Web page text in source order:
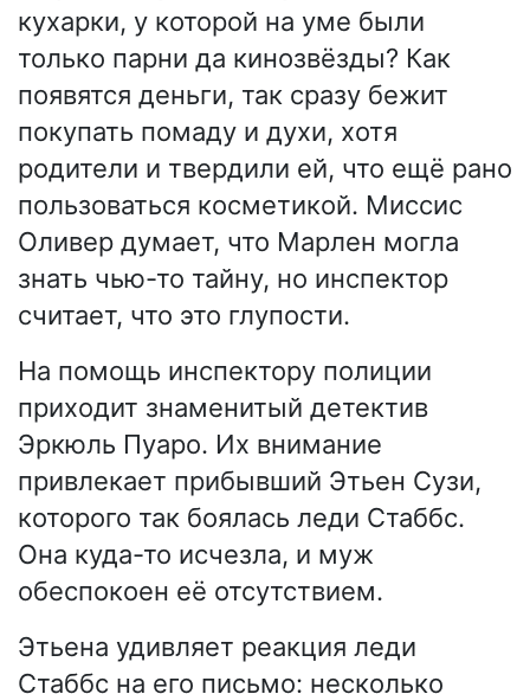
кухарки, у которой на уме были
только парни да кинозвёзды? Как
появятся деньги, так сразу бежит
покупать помаду и духи, хотя
родители и твердили ей, что ещё рано
пользоваться косметикой. Миссис
Оливер думает, что Марлен могла
знать чью-то тайну, но инспектор
считает, что это глупости.
На помощь инспектору полиции
приходит знаменитый детектив
Эркюль Пуаро. Их внимание
привлекает прибывший Этьен Сузи,
которого так боялась леди Стаббс.
Она куда-то исчезла, и муж
обеспокоен её отсутствием.
Этьена удивляет реакция леди
Стаббс на его письмо: несколько